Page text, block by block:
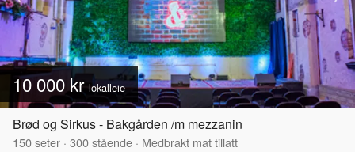
10 000 kr lokalleie
Brød og Sirkus - Bakgården /m mezzanin
150seter · 300stående · Medbrakt mat tillatt